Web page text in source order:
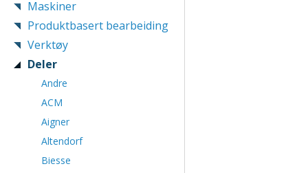
Maskiner
Produktbasert bearbeiding
Verktøy
Deler
Andre
ACM
Aigner
Altendorf
Biesse